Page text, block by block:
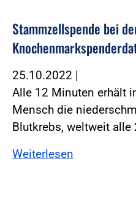
Stammzellspende bei
25.10.2022 |
Alle 12 Minuten erhält
Mensch die
Blutkrebs, weltweit alle
Weiterlesen